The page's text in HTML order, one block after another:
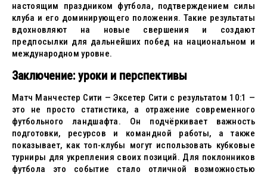
настоящим праздником футбола, подтверждением силы
клуба и его доминирующего положения. Такие результаты
вдохновляют на новые свершения и создают
предпосылки для дальнейших побед на национальном и
международном уровне.
Заключение: уроки и перспективы
Матч Манчестер Сити — Эксетер Сити с результатом 10:1 —
это не просто статистика, а отражение современного
футбольного ландшафта. Он подчёркивает важность
подготовки, ресурсов и командной работы, а также
показывает, как топ-клубы могут использовать кубковые
турниры для укрепления своих позиций. Для поклонников
футбола это событие стало отличной возможностью